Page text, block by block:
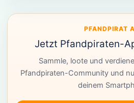
PFANDPIRAT
Jetzt Pfandpiraten-
Sammle, loote und
Pfandpiraten-Community und
deinem